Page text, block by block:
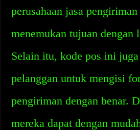
perusahaan jasa
menemukan tujuan dengan
Selain itu, kode pos ini
pelanggan untuk mengisi
pengiriman dengan benar.
mereka dapat dengan